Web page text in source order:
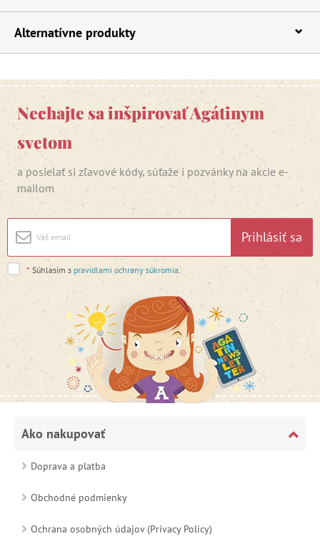
Alternatívne produkty
Nechajte sa inšpirovať Agátinym
svetom
a posielať si zľavové kódy, súťaže i pozvánky na akcie e-
mailom
Prihlásiť sa
* Súhlasím s pravidlami ochrany súkromia
Ako nakupovať
Doprava a platba
Obchodné podmienky
Ochrana osobných údajov (Privacy Policy)